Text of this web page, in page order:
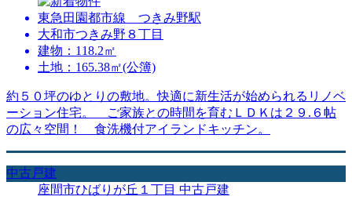
東急田園都市線 つきみ野駅
大和市つきみ野８丁目
建物：118.2㎡
土地：165.38㎡(公簿)
約５０坪のゆとりの敷地。快適に新生活が始められるリノベ
ーション住宅。 ご家族との時間を育むＬＤＫは２９.６帖
の広々空間！ 食洗機付アイランドキッチン。
中古戸建
座間市ひばりが丘１丁目 中古戸建